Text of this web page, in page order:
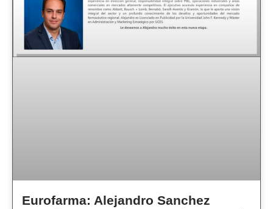
Eurofarma: Alejandro Sanchez